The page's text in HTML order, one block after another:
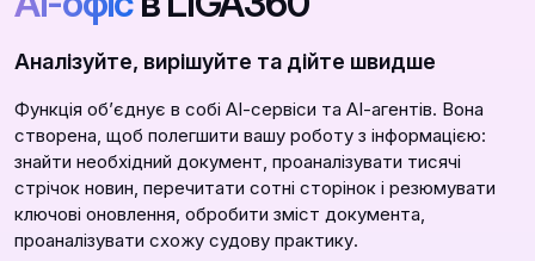
Аналізуйте, вирішуйте та дійте швидше
Функція обʼєднує в собі АІ-сервіси та АІ-агентів. Вона
створена, щоб полегшити вашу роботу з інформацією:
знайти необхідний документ, проаналізувати тисячі
стрічок новин, перечитати сотні сторінок і резюмувати
ключові оновлення, обробити зміст документа,
проаналізувати схожу судову практику.